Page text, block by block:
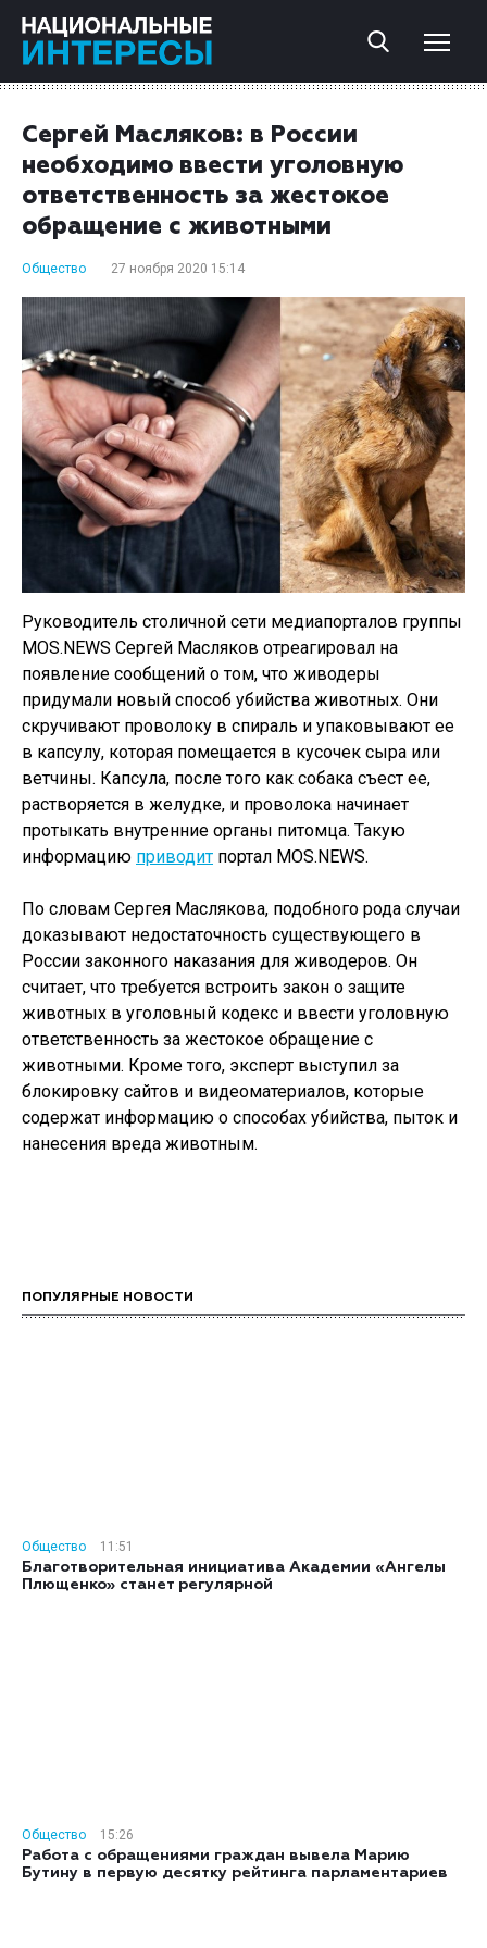
Сергей Масляков: в России
необходимо ввести уголовную
ответственность за жестокое
обращение с животными
Общество 27 ноября 2020 15:14
Руководитель столичной сети медиапорталов группы
MOS.NEWS Сергей Масляков отреагировал на
появление сообщений о том, что живодеры
придумали новый способ убийства животных. Они
скручивают проволоку в спираль и упаковывают ее
в капсулу, которая помещается в кусочек сыра или
ветчины. Капсула, после того как собака съест ее,
растворяется в желудке, и проволока начинает
протыкать внутренние органы питомца. Такую
информацию приводит портал MOS.NEWS.
По словам Сергея Маслякова, подобного рода случаи
доказывают недостаточность существующего в
России законного наказания для живодеров. Он
считает, что требуется встроить закон о защите
животных в уголовный кодекс и ввести уголовную
ответственность за жестокое обращение с
животными. Кроме того, эксперт выступил за
блокировку сайтов и видеоматериалов, которые
содержат информацию о способах убийства, пыток и
нанесения вреда животным.
ПОПУЛЯРНЫЕ НОВОСТИ
Общество
11:51
Благотворительная инициатива Академии «Ангелы
Плющенко» станет регулярной
Общество
15:26
Работа с обращениями граждан вывела Марию
Бутину в первую десятку рейтинга парламентариев